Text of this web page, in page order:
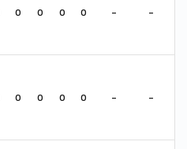
0 0 0 0 - -
0 0 0 0 - -